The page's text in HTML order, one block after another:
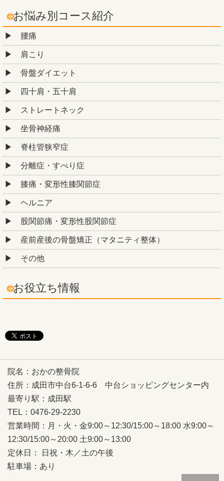
お悩み別コース紹介
腰痛
肩こり
骨盤ダイエット
四十肩・五十肩
ストレートネック
坐骨神経痛
脊柱管狭窄症
分離症・すべり症
膝痛・変形性膝関節症
ヘルニア
股関節痛・変形性股関節症
産前産後の骨盤矯正（マタニティ整体）
その他
お役立ち情報
院名：おかの整骨院
住所：成田市中台6-1-6-6 中台ショッピングセンター内
最寄り駅：成田駅
TEL：0476-29-2230
営業時間：月・火・金9:00～12:30/15:00～18:00 水9:00～
12:30/15:00～20:00 土9:00～13:00
定休日： 日祝・木／土の午後
駐車場：あり